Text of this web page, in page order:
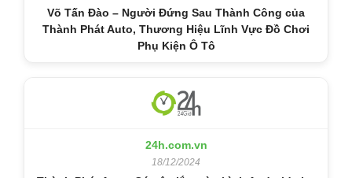
Võ Tấn Đào – Người Đứng Sau Thành Công của
Thành Phát Auto, Thương Hiệu Lĩnh Vực Đồ Chơi
Phụ Kiện Ô Tô
24h.com.vn
18/12/2024